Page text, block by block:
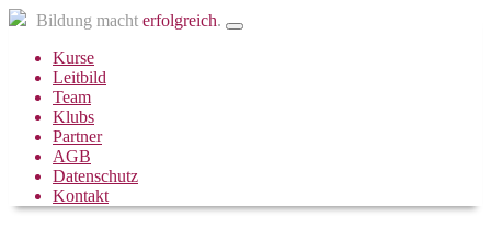
Bildung macht erfolgreich.
Kurse
Leitbild
Team
Klubs
Partner
AGB
Datenschutz
Kontakt